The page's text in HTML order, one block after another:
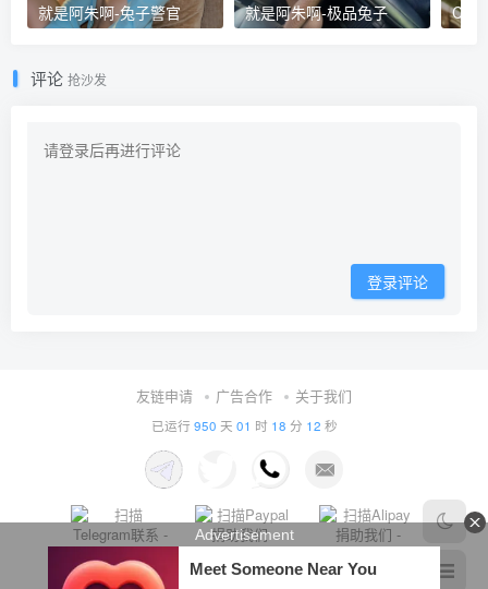
就是阿朱啊-兔子警官 就是阿朱啊-极品兔子
评论 抢沙发
登录评论
友链申请 广告合作 关于我们
已运行 950 天 01 时 18 分 16 秒